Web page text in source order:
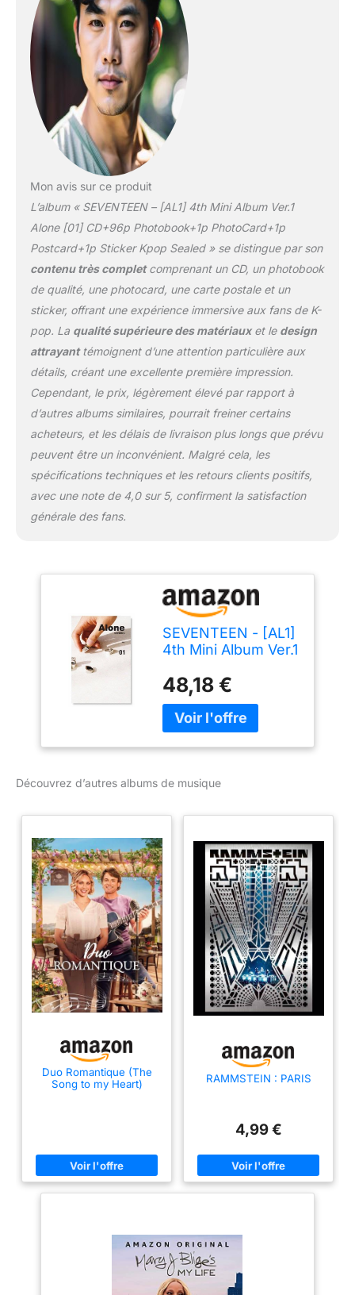
Mon avis sur ce produit
L’album « SEVENTEEN – [AL1] 4th Mini Album Ver.1
Alone [01] CD+96p Photobook+1p PhotoCard+1p
Postcard+1p Sticker Kpop Sealed » se distingue par son
contenu très completcomprenant un CD, un photobook
de qualité, une photocard, une carte postale et un
sticker, offrant une expérience immersive aux fans de K-
pop. La qualité supérieure des matériauxet le design
attrayanttémoignent d’une attention particulière aux
détails, créant une excellente première impression.
Cependant, le prix, légèrement élevé par rapport à
d’autres albums similaires, pourrait freiner certains
acheteurs, et les délais de livraison plus longs que prévu
peuvent être un inconvénient. Malgré cela, les
spécifications techniques et les retours clients positifs,
avec une note de 4,0 sur 5, confirment la satisfaction
générale des fans.
SEVENTEEN - [AL1]
4th Mini Album Ver.1
Photobook+1p
PhotoCard+1p
Postcard+1p Sticker
Kpop Sealed
48,18 €
Découvrez d’autres albums de musique
Duo Romantique (The
Song to my Heart)
RAMMSTEIN : PARIS
4,99 €